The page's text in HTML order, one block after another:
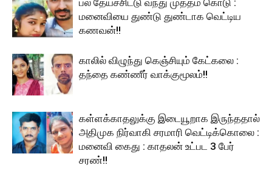
மனைவியை துண்டு துண்டாக வெட்டிய
கணவன்!!
காலில் விழுந்து கெஞ்சியும் கேட்கலை :
தந்தை கண்ணீர் வாக்குமூலம்!!
கள்ளக்காதலுக்கு இடையூறாக இருந்ததால்
அதிமுக நிர்வாகி சரமாரி வெட்டிக்கொலை :
மனைவி கைது : காதலன் உட்பட 3 பேர்
சரண்!!